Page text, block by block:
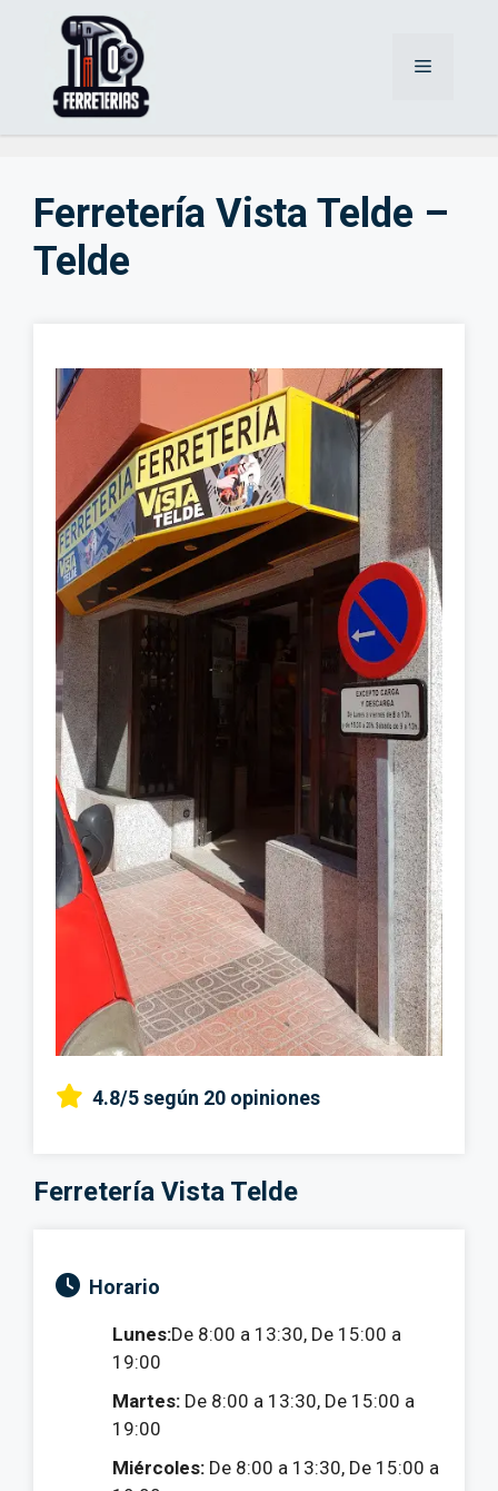
Menú
Ferretería Vista Telde –
Telde
4.8/5según 20 opiniones
Ferretería Vista Telde
Horario
Lunes:De 8:00 a 13:30, De 15:00 a
19:00
Martes: De 8:00 a 13:30, De 15:00 a
19:00
Miércoles: De 8:00 a 13:30, De 15:00 a